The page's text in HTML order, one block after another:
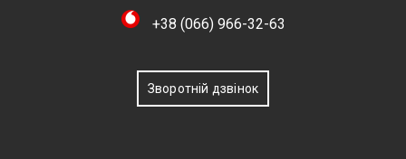
+38 (066) 966-32-63
Зворотній дзвінок